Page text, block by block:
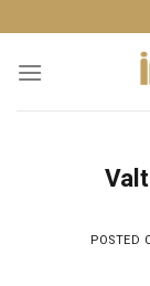
to
content
POSTED